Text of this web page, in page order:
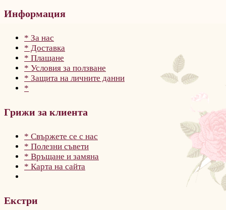
Информация
* За нас
* Доставка
* Плащане
* Условия за ползване
* Защита на личните данни
*
Грижи за клиента
* Свържете се с нас
* Полезни съвети
* Връщане и замяна
* Карта на сайта
Екстри